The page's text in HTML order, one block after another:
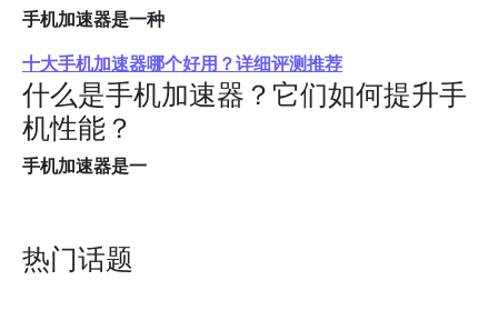
手机加速器是一种
十大手机加速器哪个好用？详细评测推荐
什么是手机加速器？它们如何提升手
机性能？
手机加速器是一
热门话题